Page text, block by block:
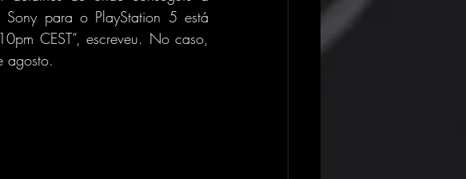
para o PlayStation 5 está
CEST”, escreveu. No caso,
agosto.